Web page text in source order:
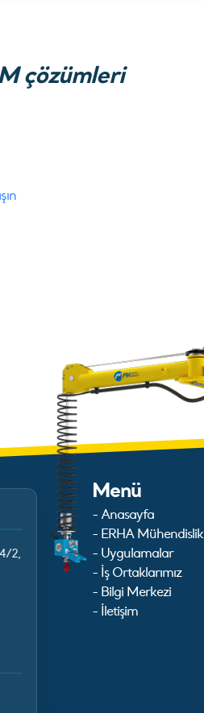
çözümleri
2,
Menü
- Anasayfa
- ERHA Mühendislik
- Uygulamalar
- İş Ortaklarımız
- Bilgi Merkezi
- İletişim